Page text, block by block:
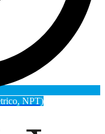
NPT)